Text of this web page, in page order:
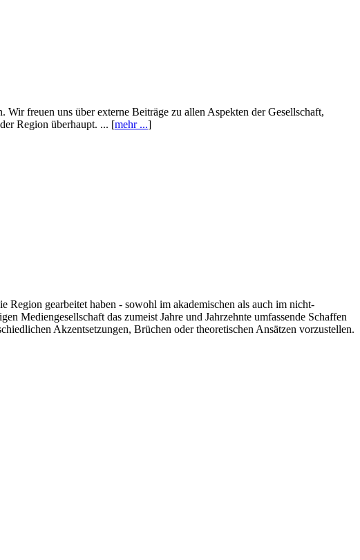
freuen uns über externe Beiträge zu allen Aspekten der Gesellschaft,
Region überhaupt. ... [mehr ...]
gearbeitet haben - sowohl im akademischen als auch im nicht-
Mediengesellschaft das zumeist Jahre und Jahrzehnte umfassende Schaffen
Akzentsetzungen, Brüchen oder theoretischen Ansätzen vorzustellen.